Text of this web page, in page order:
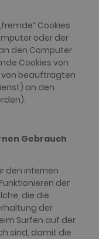
Cookies
oder der
den Computer
Cookies von
von beauftragten
an den
Gebrauch
den internen
der
die die
der
Surfen auf der
sind, damit die